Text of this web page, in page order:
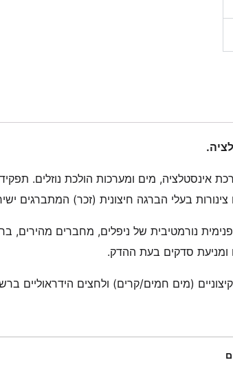
אינסטלציה, מים ומערכות הולכת נוזלים.
נורמטיבית של ניפלים, מחברים מהירים,
ומניעת סדקים בעת ההדק.
(מים חמים/קרים) ולחצים הידראוליים